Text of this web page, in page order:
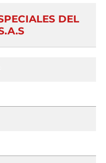
DEL